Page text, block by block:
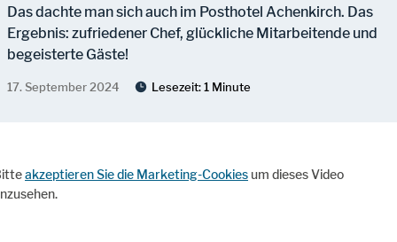
Das dachte man sich auch im Posthotel Achenkirch. Das
Ergebnis: zufriedener Chef, glückliche Mitarbeitende und
begeisterte Gäste!
17. September 2024 Lesezeit:1 Minute
akzeptieren Sie die Marketing-Cookies um dieses Video